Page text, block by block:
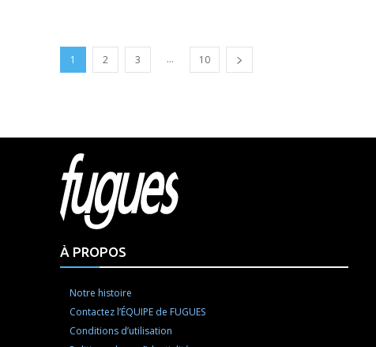
1 2 3 ... 10
À PROPOS
Notre histoire
Contactez l’ÉQUIPE de FUGUES
Conditions d’utilisation